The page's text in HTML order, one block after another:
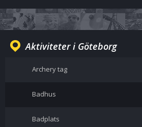
Aktiviteter i Göteborg
Archery tag
Badhus
Badplats